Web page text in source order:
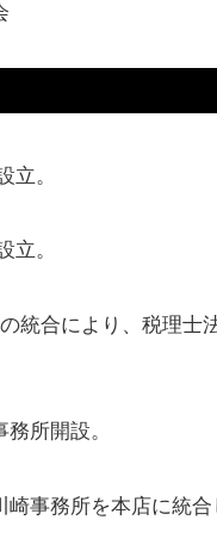
立。
立。
の統合により、税理士
所開設。
崎事務所を本店に統合